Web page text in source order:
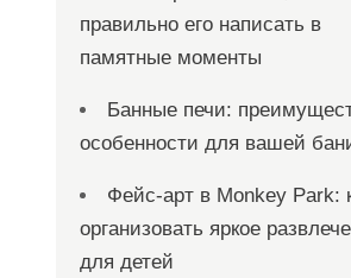
правильно его написать в
памятные моменты
Банные печи:
особенности для вашей
Фейс-арт в Monkey Park:
организовать яркое
для детей